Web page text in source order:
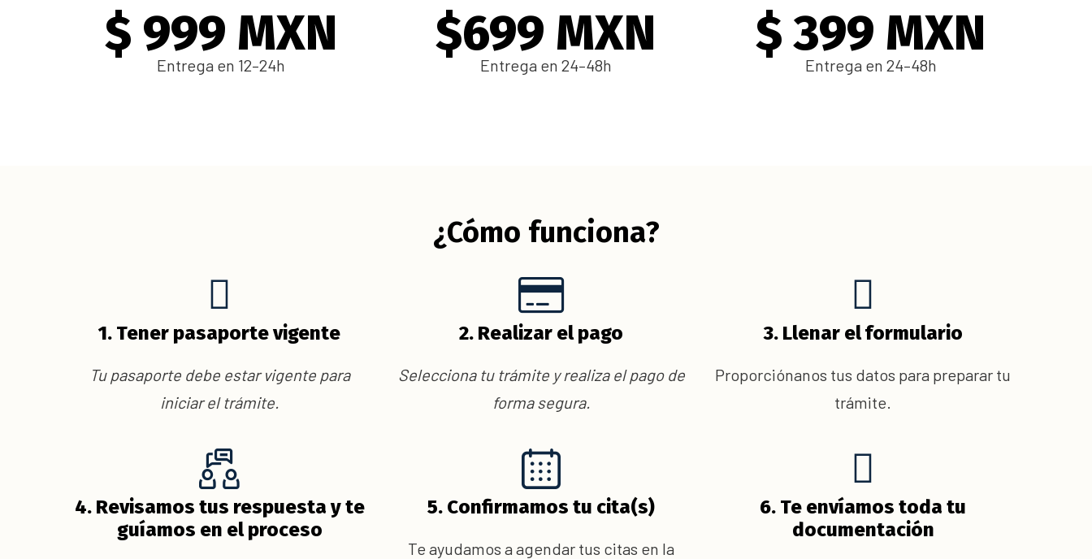
$ 999 MXN
Entrega en 12–24h
$699 MXN
Entrega en 24–48h
$ 399 MXN
Entrega en 24–48h
¿Cómo funciona?
1. Tener pasaporte vigente
Tu pasaporte debe estar vigente para
iniciar el trámite.
2. Realizar el pago
Selecciona tu trámite y realiza el pago de
forma segura.
3. Llenar el formulario
Proporciónanos tus datos para preparar tu
trámite.
4. Revisamos tus respuesta y te
guíamos en el proceso
5. Confirmamos tu cita(s)
Te ayudamos a agendar tus citas en la
6. Te envíamos toda tu
documentación